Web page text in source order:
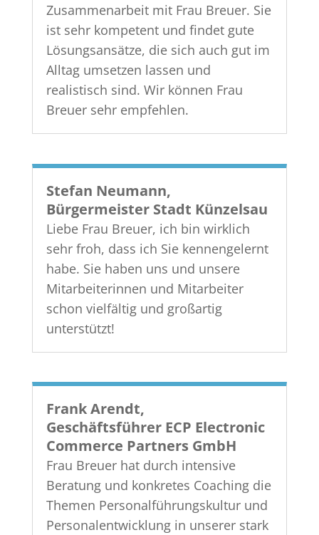
Zusammenarbeit mit Frau Breuer. Sie
ist sehr kompetent und findet gute
Lösungsansätze, die sich auch gut im
Alltag umsetzen lassen und
realistisch sind. Wir können Frau
Breuer sehr empfehlen.
Stefan Neumann,
Bürgermeister Stadt Künzelsau
Liebe Frau Breuer, ich bin wirklich
sehr froh, dass ich Sie kennengelernt
habe. Sie haben uns und unsere
Mitarbeiterinnen und Mitarbeiter
schon vielfältig und großartig
unterstützt!
Frank Arendt,
Geschäftsführer ECP Electronic
Commerce Partners GmbH
Frau Breuer hat durch intensive
Beratung und konkretes Coaching die
Themen Personalführungskultur und
Personalentwicklung in unserer stark